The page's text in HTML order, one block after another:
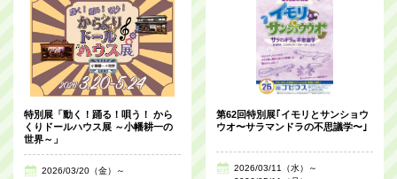
特別展「動く！踊る！唄う！ から
くりドールハウス展 ～小幡耕一の
世界～」
2026/03/20（金）～
第62回特別展｢イモリとサンショウ
ウオ〜サラマンドラの不思議学〜｣
2026/03/11（水）～